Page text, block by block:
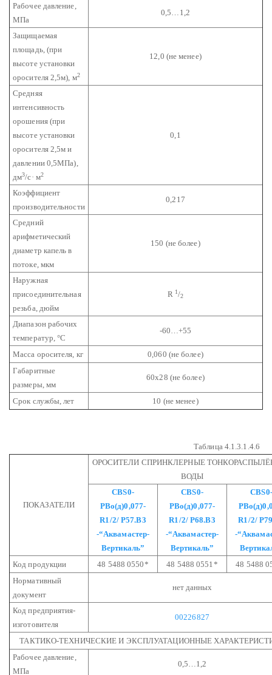
Рабочее давление,
МПа
0,5…1,2
Защищаемая
площадь, (при
высоте установки
оросителя 2,5м), м2
12,0 (не менее)
Средняя
интенсивность
орошения (при
высоте установки
оросителя 2,5м и
давлении 0,5МПа),
дм3/с· м2
0,1
Коэффициент
производительности
0,217
Средний
арифметический
диаметр капель в
потоке, мкм
150 (не более)
Наружная
присоединительная
резьба, дюйм
R 1/2
Диапазон рабочих
температур,°С
-60…+55
Масса оросителя, кг
0,060 (не более)
Габаритные
размеры, мм
60х28 (не более)
Срок службы, лет 10 (не менее)
Таблица 4.1.3.1.4.6
ПОКАЗАТЕЛИ
ОРОСИТЕЛИ СПРИНКЛЕРНЫЕ
ВОДЫ
СВS0-
РВо(д)0,077-
R1/2/Р57.В3
-“Аквамастер-
Вертикаль”
СВS0-
РВо(д)0,077-
R1/2/Р68.В3
-“Аквамастер-
Вертикаль”
СВS0-
R1/2/
-
Код продукции
48 5488 0550* 48 5488 0551*
48 5488
Нормативный
документ
нет данных
Код предприятия-
изготовителя
00226827
ТАКТИКО-ТЕХНИЧЕСКИЕ И ЭКСПЛУАТАЦИОННЫЕ
Рабочее давление,
МПа
0,5…1,2